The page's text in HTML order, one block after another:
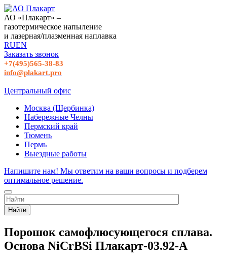
АО «Плакарт» –
газотермическое напыление
и лазерная/плазменная наплавка
RUEN
Заказать звонок
+7(495)565-38-83
info@plakart.pro
Центральный офис
Москва (Щербинка)
Набережные Челны
Пермский край
Тюмень
Пермь
Выездные работы
Напишите нам! Мы ответим на ваши вопросы и подберем
оптимальное решение.
Найти
Порошок самофлюсующегося сплава.
Основа NiCrBSi Плакарт-03.92-A